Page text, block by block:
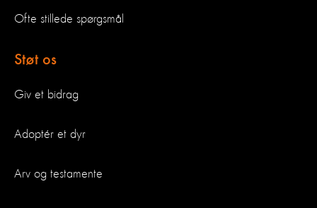
Ofte stillede spørgsmål
Støt os
Giv et bidrag
Adoptér et dyr
Arv og testamente